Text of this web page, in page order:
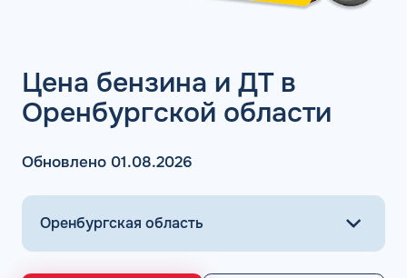
Цена бензина и ДТ в
Оренбургской области
Обновлено 01.08.2026